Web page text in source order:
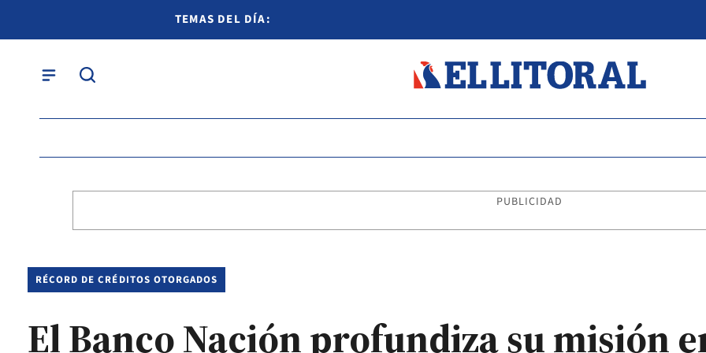
TEMAS DEL DÍA:
PUBLICIDAD
RÉCORD DE CRÉDITOS OTORGADOS
El Banco Nación profundiza su misión